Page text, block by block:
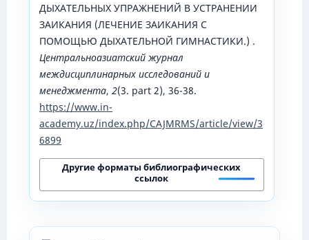
ДЫХАТЕЛЬНЫХ УПРАЖНЕНИЙ В УСТРАНЕНИИ
ЗАИКАНИЯ (ЛЕЧЕНИЕ ЗАИКАНИЯ С
ПОМОЩЬЮ ДЫХАТЕЛЬНОЙ ГИМНАСТИКИ.) .
Центральноазиатский журнал
междисциплинарных исследований и
менеджмента, 2(3. part 2), 36-38.
https://www.in-
academy.uz/index.php/CAJMRMS/article/view/3
6899
Другие форматы библиографических
ссылок